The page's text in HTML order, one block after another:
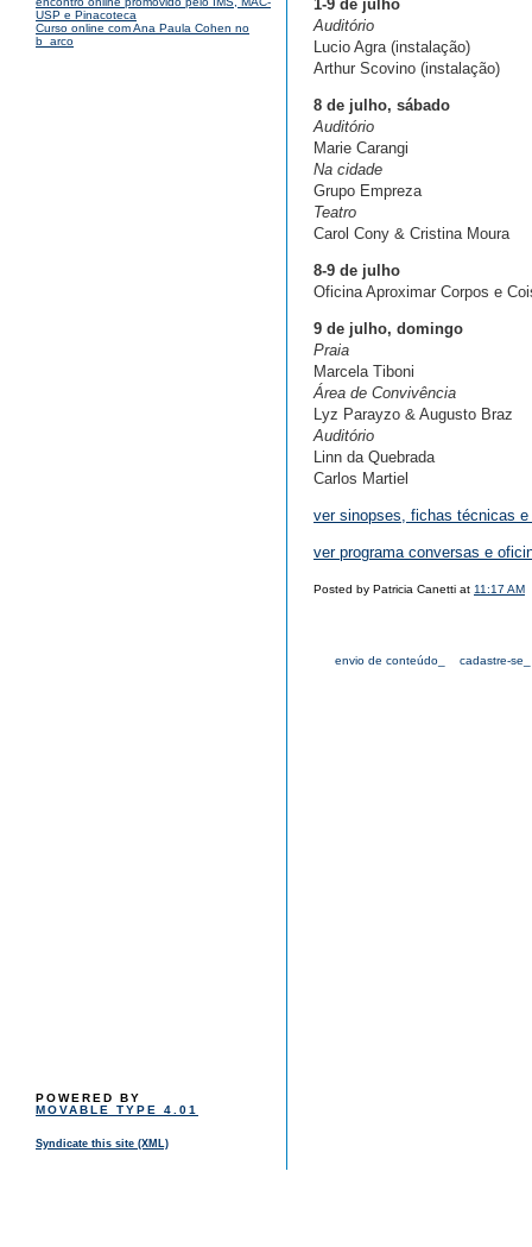
USP e Pinacoteca
Curso online com Ana Paula Cohen no
b_arco
POWERED BY
MOVABLE TYPE 4.01
Syndicate this site (XML)
1-9 de julho
Auditório
Lucio Agra (instalação)
Arthur Scovino (instalação)
8 de julho, sábado
Auditório
Marie Carangi
Na cidade
Grupo Empreza
Teatro
Carol Cony & Cristina Moura
8-9 de julho
Oficina Aproximar Corpos e
9 de julho, domingo
Praia
Marcela Tiboni
Área de Convivência
Lyz Parayzo & Augusto Braz
Auditório
Linn da Quebrada
Carlos Martiel
ver sinopses, fichas técnicas e
ver programa conversas e
Posted by Patricia Canetti at 11:17 AM
envio de conteúdo_ cadastre-se_